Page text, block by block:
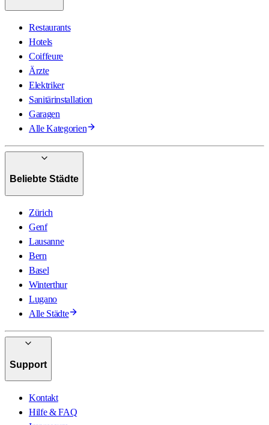
Restaurants
Hotels
Coiffeure
Ärzte
Elektriker
Sanitärinstallation
Garagen
Alle Kategorien
Beliebte Städte
Zürich
Genf
Lausanne
Bern
Basel
Winterthur
Lugano
Alle Städte
Support
Kontakt
Hilfe & FAQ